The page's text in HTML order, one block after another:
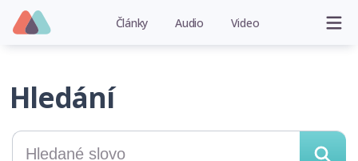
Články Audio Video
Hledání